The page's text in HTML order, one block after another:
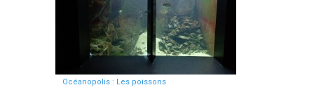
Océanopolis : Les poissons